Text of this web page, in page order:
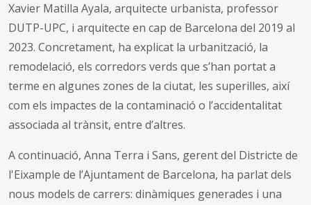
Xavier Matilla Ayala, arquitecte urbanista, professor
DUTP-UPC, i arquitecte en cap de Barcelona del 2019 al
2023. Concretament, ha explicat la urbanització, la
remodelació, els corredors verds que s’han portat a
terme en algunes zones de la ciutat, les superilles, així
com els impactes de la contaminació o l’accidentalitat
associada al trànsit, entre d’altres.
A continuació, Anna Terra i Sans, gerent del Districte de
l'Eixample de l’Ajuntament de Barcelona, ha parlat dels
nous models de carrers: dinàmiques generades i una